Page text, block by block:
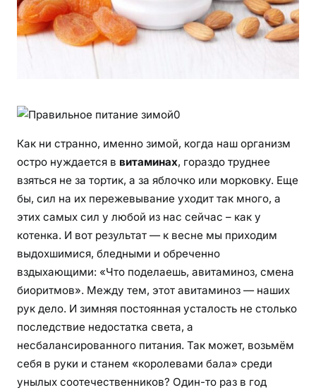
Как ни странно, именно зимой, когда наш организм
остро нуждается в витаминах, гораздо труднее
взяться не за тортик, а за яблочко или морковку. Еще
бы, сил на их пережевывание уходит так много, а
этих самых сил у любой из нас сейчас – как у
котенка. И вот результат — к весне мы приходим
выдохшимися, бледными и обреченно
вздыхающими: «Что поделаешь, авитаминоз, смена
биоритмов». Между тем, этот авитаминоз — наших
рук дело. И зимняя постоянная усталость не столько
последствие недостатка света, а
несбалансированного питания. Так может, возьмём
себя в руки и станем «королевами бала» среди
унылых соотечественников? Один-то раз в год